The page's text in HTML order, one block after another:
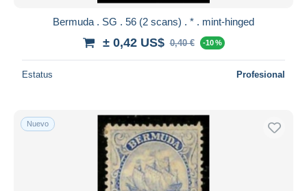
Bermuda . SG . 56 (2 scans) . * . mint-hinged
± 0,42 US$ 0,40 € -10 %
Estatus Profesional
Nuevo